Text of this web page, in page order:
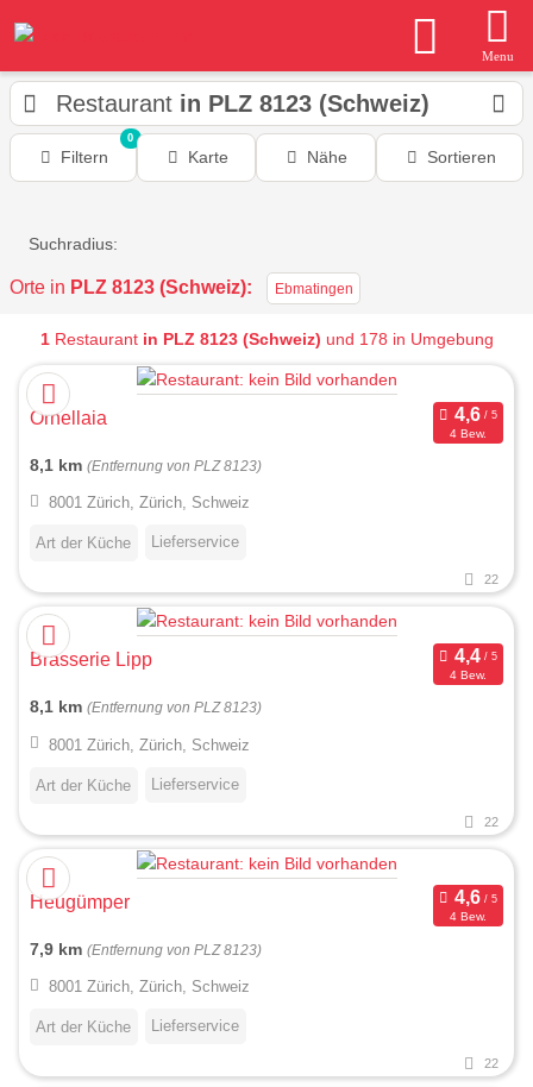
Menu
Restaurant in PLZ 8123 (Schweiz)
Filtern
0
Karte Nähe Sortieren
Suchradius:
Orte in PLZ 8123 (Schweiz): Ebmatingen
1Restaurant in PLZ 8123 (Schweiz) und 178 in Umgebung
Ornellaia
4 Bew.
8,1 km (Entfernung von PLZ 8123)
8001 Zürich, Zürich, Schweiz
Art der Küche Lieferservice
22
Brasserie Lipp
4 Bew.
8,1 km (Entfernung von PLZ 8123)
8001 Zürich, Zürich, Schweiz
Art der Küche Lieferservice
22
Heugümper
4 Bew.
7,9 km (Entfernung von PLZ 8123)
8001 Zürich, Zürich, Schweiz
Art der Küche Lieferservice
22